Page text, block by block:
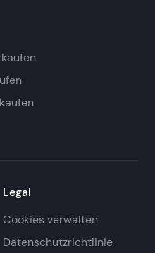
Legal
Cookies verwalten
Datenschutzrichtlinie